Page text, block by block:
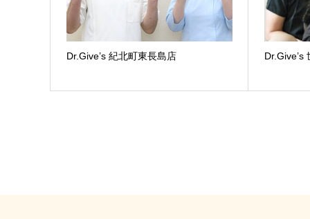
Dr.Give’s 紀北町東長島店 Dr.Give’s